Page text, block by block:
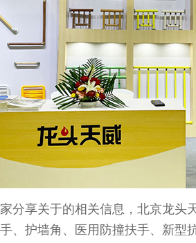
分享关于的相关信息，北京龙头
、护墙角、医用防撞扶手、新型